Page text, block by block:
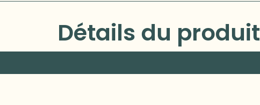
Détails du produit